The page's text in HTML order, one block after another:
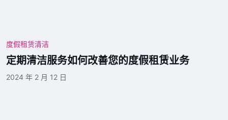
度假租赁清洁
定期清洁服务如何改善您的度假租赁业务
2024 年 2 月 12 日